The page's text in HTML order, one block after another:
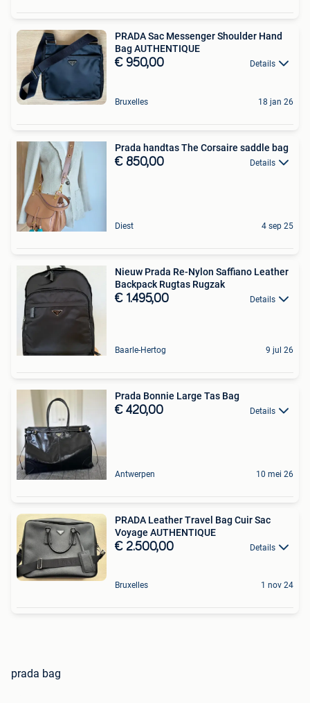
PRADA Sac Messenger Shoulder Hand
Bag AUTHENTIQUE
€ 950,00 Details
Bruxelles 18 jan 26
Prada handtas The Corsaire saddle bag
€ 850,00 Details
Diest 4 sep 25
Nieuw Prada Re-Nylon Saffiano Leather
Backpack Rugtas Rugzak
€ 1.495,00 Details
Baarle-Hertog 9 jul 26
Prada Bonnie Large Tas Bag
€ 420,00 Details
Antwerpen 10 mei 26
PRADA Leather Travel Bag Cuir Sac
Voyage AUTHENTIQUE
€ 2.500,00 Details
Bruxelles 1 nov 24
prada bag